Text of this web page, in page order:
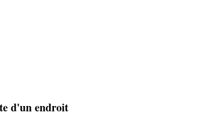
d'un endroit